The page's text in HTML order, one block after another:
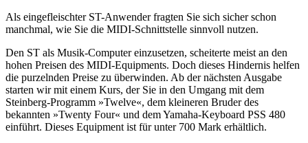
Als eingefleischter ST-Anwender fragten Sie sich sicher schon
manchmal, wie Sie die MIDI-Schnittstelle sinnvoll nutzen.
Den ST als Musik-Computer einzusetzen, scheiterte meist an den
hohen Preisen des MIDI-Equipments. Doch dieses Hindernis helfen
die purzelnden Preise zu überwinden. Ab der nächsten Ausgabe
starten wir mit einem Kurs, der Sie in den Umgang mit dem
Steinberg-Programm »Twelve«, dem kleineren Bruder des
bekannten »Twenty Four« und dem Yamaha-Keyboard PSS 480
einführt. Dieses Equipment ist für unter 700 Mark erhältlich.